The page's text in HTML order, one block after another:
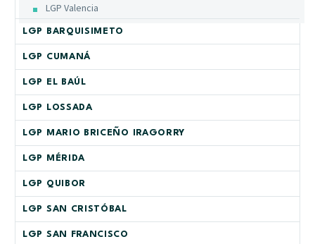
LGP Valencia
LGP BARQUISIMETO
LGP CUMANÁ
LGP EL BAÚL
LGP LOSSADA
LGP MARIO BRICEÑO IRAGORRY
LGP MÉRIDA
LGP QUIBOR
LGP SAN CRISTÓBAL
LGP SAN FRANCISCO